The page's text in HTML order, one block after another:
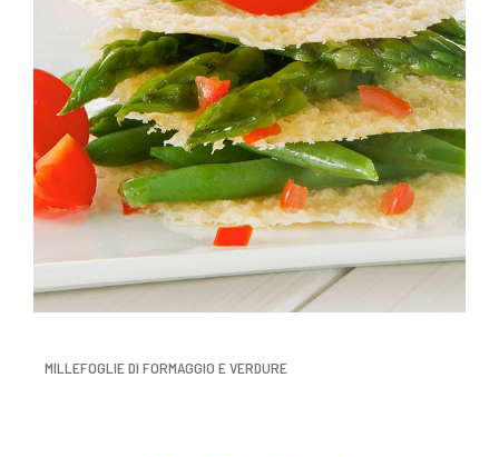
MILLEFOGLIE DI FORMAGGIO E VERDURE